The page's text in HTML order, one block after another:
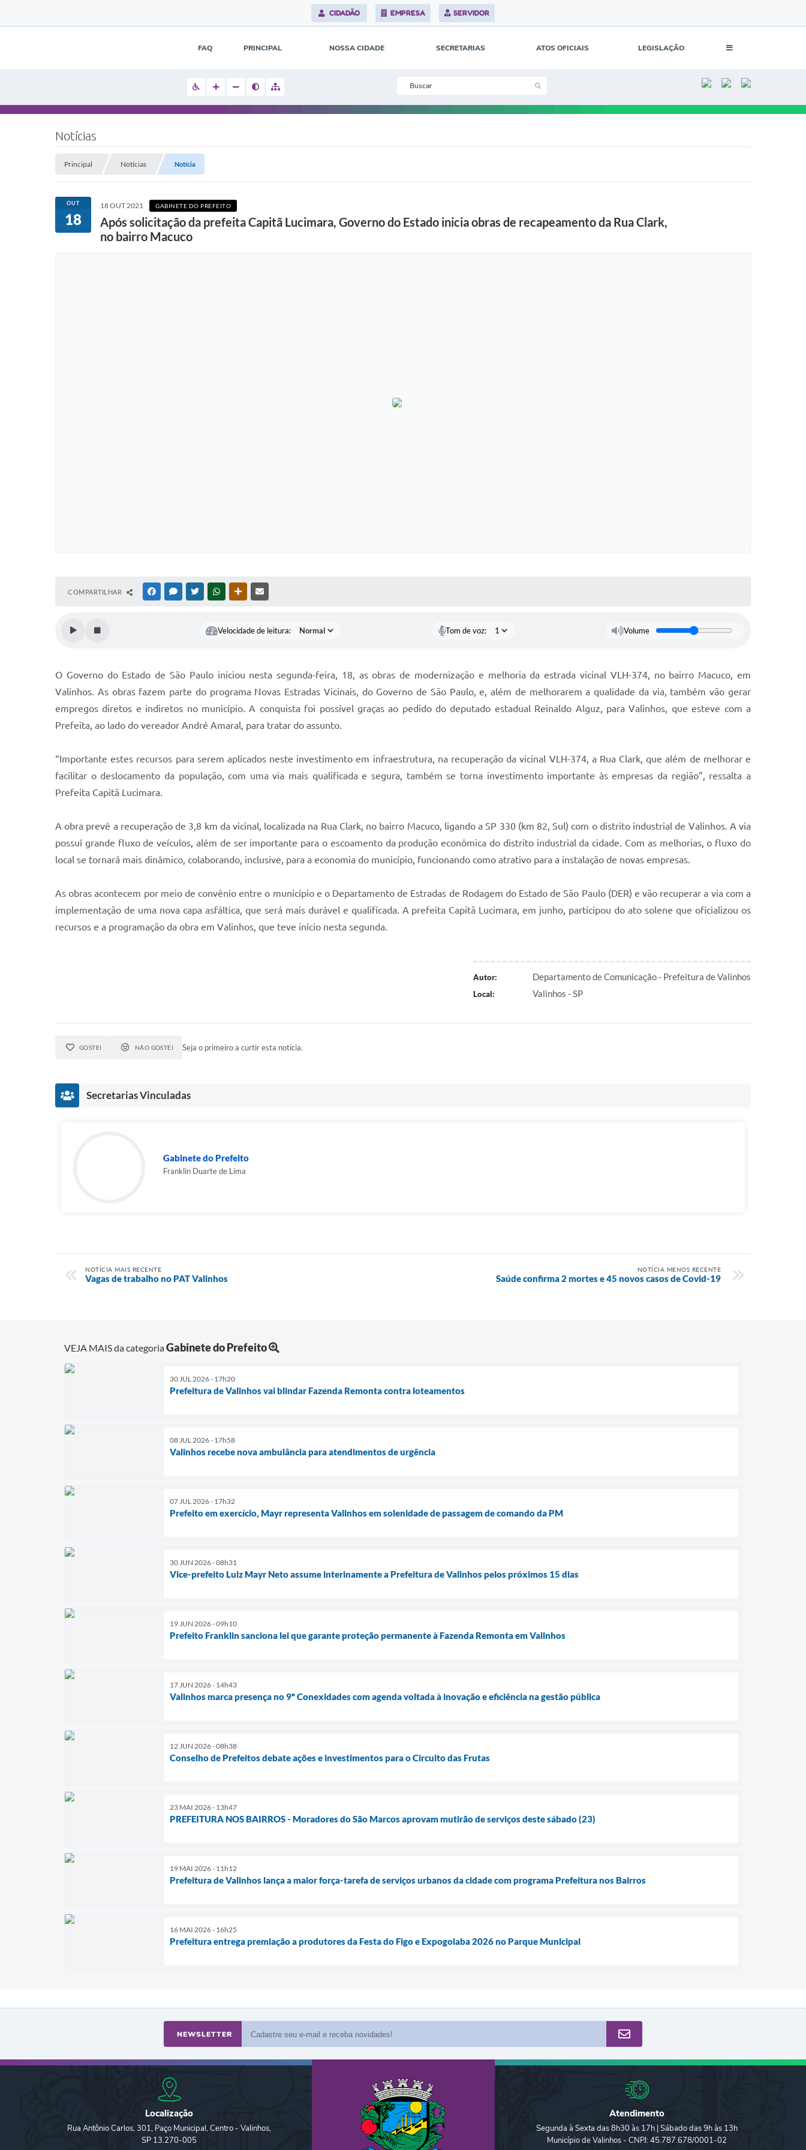
CIDADÃO EMPRESA SERVIDOR
FAQ PRINCIPAL NOSSA CIDADE SECRETARIAS ATOS OFICIAIS LEGISLAÇÃO
Notícias
Principal Notícias Notícia
OUT
18
18 OUT 2021 GABINETE DO PREFEITO
Após solicitação da prefeita Capitã Lucimara, Governo do Estado inicia obras de recapeamento da Rua Clark,
no bairro Macuco
COMPARTILHAR FACEBOOKMESSENGER
TWITTERWHATSAPPOUTRAS MÍDIAS
Velocidade de leitura: Tom de voz: Volume
O Governo do Estado de São Paulo iniciou nesta segunda-feira, 18, as obras de modernização e melhoria da estrada vicinal VLH-374, no bairro Macuco, em
Valinhos. As obras fazem parte do programa Novas Estradas Vicinais, do Governo de São Paulo, e, além de melhorarem a qualidade da via, também vão gerar
empregos diretos e indiretos no município. A conquista foi possível graças ao pedido do deputado estadual Reinaldo Alguz, para Valinhos, que esteve com a
Prefeita, ao lado do vereador André Amaral, para tratar do assunto.
“Importante estes recursos para serem aplicados neste investimento em infraestrutura, na recuperação da vicinal VLH-374, a Rua Clark, que além de melhorar e
facilitar o deslocamento da população, com uma via mais qualificada e segura, também se torna investimento importante às empresas da região”, ressalta a
Prefeita Capitã Lucimara.
A obra prevê a recuperação de 3,8 km da vicinal, localizada na Rua Clark, no bairro Macuco, ligando a SP 330 (km 82, Sul) com o distrito industrial de Valinhos. A via
possuí grande fluxo de veículos, além de ser importante para o escoamento da produção econômica do distrito industrial da cidade. Com as melhorias, o fluxo do
local se tornará mais dinâmico, colaborando, inclusive, para a economia do município, funcionando como atrativo para a instalação de novas empresas.
As obras acontecem por meio de convênio entre o município e o Departamento de Estradas de Rodagem do Estado de São Paulo (DER) e vão recuperar a via com a
implementação de uma nova capa asfáltica, que será mais durável e qualificada. A prefeita Capitã Lucimara, em junho, participou do ato solene que oficializou os
recursos e a programação da obra em Valinhos, que teve início nesta segunda.
Autor: Departamento de Comunicação - Prefeitura de Valinhos
Local: Valinhos - SP
GOSTEI NÃO GOSTEI Seja o primeiro a curtir esta notícia.
Secretarias Vinculadas
Gabinete do Prefeito
Franklin Duarte de Lima
NOTÍCIA MAIS RECENTE
Vagas de trabalho no PAT Valinhos
NOTÍCIA MENOS RECENTE
Saúde confirma 2 mortes e 45 novos casos de Covid-19
VEJA MAIS da categoriaGabinete do Prefeito
30 JUL 2026 - 17h20
Prefeitura de Valinhos vai blindar Fazenda Remonta contra loteamentos
08 JUL 2026 - 17h58
Valinhos recebe nova ambulância para atendimentos de urgência
07 JUL 2026 - 17h32
Prefeito em exercício, Mayr representa Valinhos em solenidade de passagem de comando da PM
30 JUN 2026 - 08h31
Vice-prefeito Luiz Mayr Neto assume interinamente a Prefeitura de Valinhos pelos próximos 15 dias
19 JUN 2026 - 09h10
Prefeito Franklin sanciona lei que garante proteção permanente à Fazenda Remonta em Valinhos
17 JUN 2026 - 14h43
Valinhos marca presença no 9º Conexidades com agenda voltada à inovação e eficiência na gestão pública
12 JUN 2026 - 08h38
Conselho de Prefeitos debate ações e investimentos para o Circuito das Frutas
23 MAI 2026 - 13h47
PREFEITURA NOS BAIRROS - Moradores do São Marcos aprovam mutirão de serviços deste sábado (23)
19 MAI 2026 - 11h12
Prefeitura de Valinhos lança a maior força-tarefa de serviços urbanos da cidade com programa Prefeitura nos Bairros
16 MAI 2026 - 16h25
Prefeitura entrega premiação a produtores da Festa do Figo e Expogoiaba 2026 no Parque Municipal
NEWSLETTER
Localização
Rua Antônio Carlos, 301, Paço Municipal, Centro - Valinhos,
SP 13.270-005
Atendimento
Segunda à Sexta das 8h30 às 17h | Sábado das 9h às 13h
Município de Valinhos - CNPJ: 45.787.678/0001-02